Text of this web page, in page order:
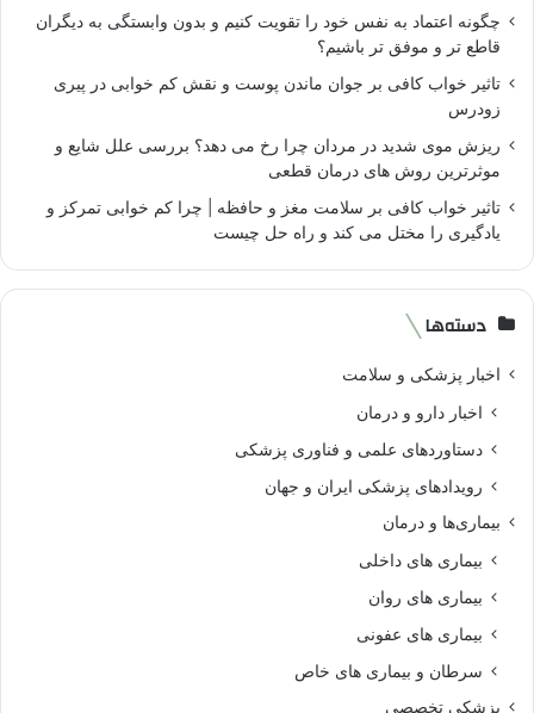
چگونه اعتماد به نفس خود را تقویت کنیم و بدون وابستگی به دیگران
قاطع تر و موفق تر باشیم؟
تاثیر خواب کافی بر جوان ماندن پوست و نقش کم خوابی در پیری
زودرس
ریزش موی شدید در مردان چرا رخ می دهد؟ بررسی علل شایع و
موثرترین روش های درمان قطعی
تاثیر خواب کافی بر سلامت مغز و حافظه | چرا کم خوابی تمرکز و
یادگیری را مختل می کند و راه حل چیست
دسته‌ها
اخبار پزشکی و سلامت
اخبار دارو و درمان
دستاوردهای علمی و فناوری پزشکی
رویدادهای پزشکی ایران و جهان
بیماری‌ها و درمان
بیماری های داخلی
بیماری های روان‌
بیماری های عفونی
سرطان و بیماری های خاص
پزشکی تخصصی